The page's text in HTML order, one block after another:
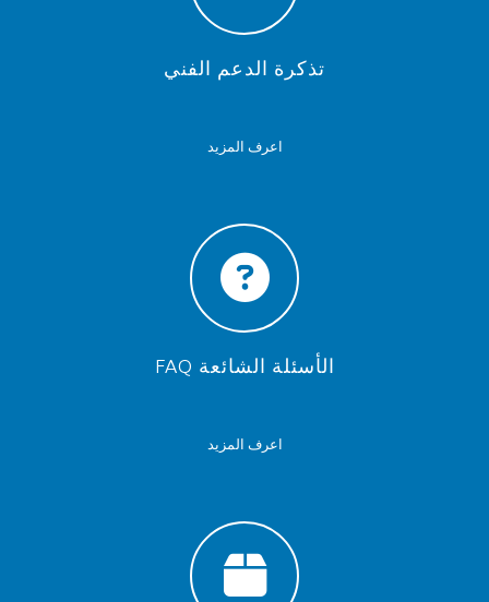
تذكرة الدعم الفني
اعرف المزيد
الأسئلة الشائعة FAQ
اعرف المزيد